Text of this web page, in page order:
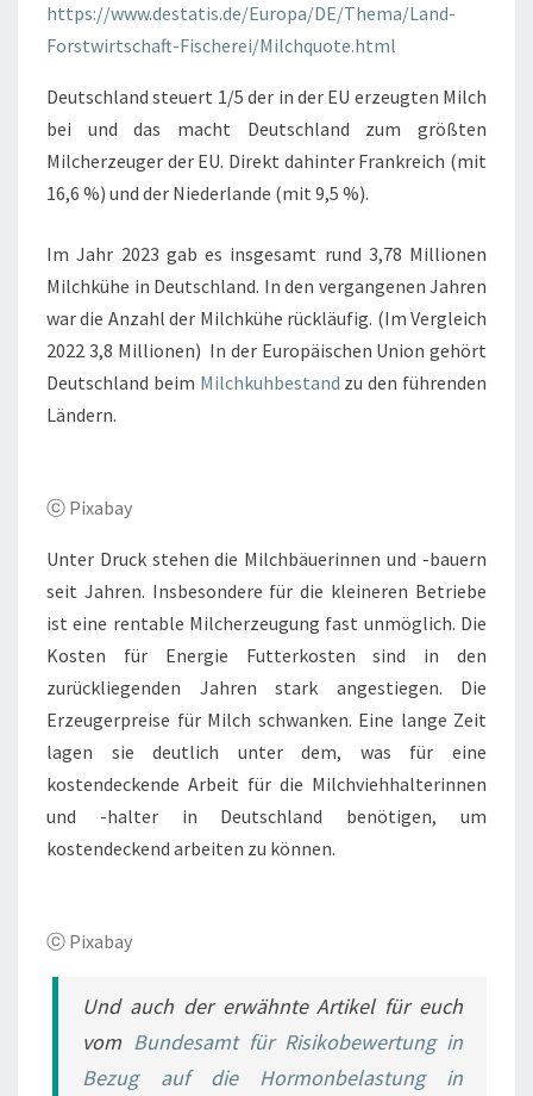
https://www.destatis.de/Europa/DE/Thema/Land-
Forstwirtschaft-Fischerei/Milchquote.html
Deutschland steuert 1/5 der in der EU erzeugten Milch
bei und das macht Deutschland zum größten
Milcherzeuger der EU. Direkt dahinter Frankreich (mit
16,6 %) und der Niederlande (mit 9,5 %).
Im Jahr 2023 gab es insgesamt rund 3,78 Millionen
Milchkühe in Deutschland. In den vergangenen Jahren
war die Anzahl der Milchkühe rückläufig. (Im Vergleich
2022 3,8 Millionen) In der Europäischen Union gehört
Deutschland beim Milchkuhbestand zu den führenden
Ländern.
ⓒ Pixabay
Unter Druck stehen die Milchbäuerinnen und -bauern
seit Jahren. Insbesondere für die kleineren Betriebe
ist eine rentable Milcherzeugung fast unmöglich. Die
Kosten für Energie Futterkosten sind in den
zurückliegenden Jahren stark angestiegen. Die
Erzeugerpreise für Milch schwanken. Eine lange Zeit
lagen sie deutlich unter dem, was für eine
kostendeckende Arbeit für die Milchviehhalterinnen
und -halter in Deutschland benötigen, um
kostendeckend arbeiten zu können.
ⓒ Pixabay
Und auch der erwähnte Artikel für euch
vom Bundesamt für Risikobewertung in
Bezug auf die Hormonbelastung in